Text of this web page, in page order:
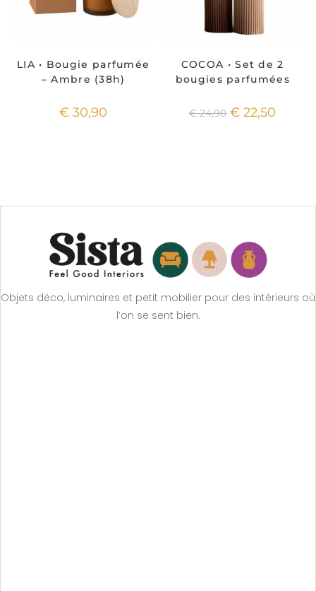
LIA • Bougie parfumée
– Ambre (38h)
€ 30,90
COCOA • Set de 2
bougies parfumées
€24,90 € 22,50
Objets déco, luminaires et petit mobilier pour des intérieurs où
l’on se sent bien.